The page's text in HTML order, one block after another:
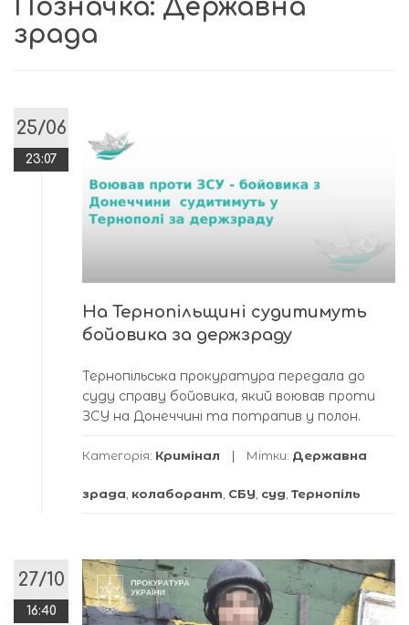
Позначка: Державна
зрада
25/06
23:07
На Тернопільщині судитимуть
бойовика за держзраду
Тернопільська прокуратура передала до
суду справу бойовика, який воював проти
ЗСУ на Донеччині та потрапив у полон.
Категорія: Кримінал Мітки: Державна
зрада колаборант СБУ суд Тернопіль
27/10
16:40